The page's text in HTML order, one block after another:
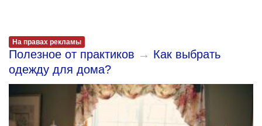
На правах рекламы
Полезное от практиков → Как выбрать
одежду для дома?